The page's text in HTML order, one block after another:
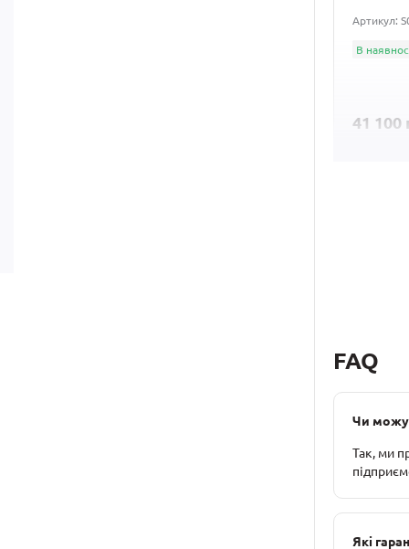
Артикул:
В
41 100
FAQ
Чи можу
Так, ми
Які